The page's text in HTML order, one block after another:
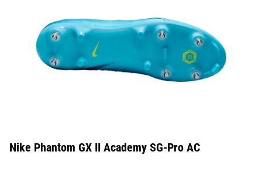
Nike Phantom GX II Academy SG-Pro AC